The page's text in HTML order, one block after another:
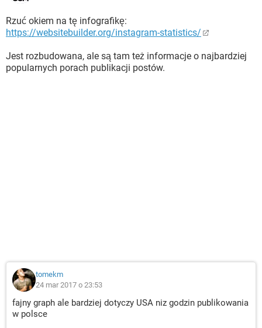
Rzuć okiem na tę infografikę:
https://websitebuilder.org/instagram-statistics/
Jest rozbudowana, ale są tam też informacje o najbardziej
popularnych porach publikacji postów.
tomekm
24 mar 2017 o 23:53
fajny graph ale bardziej dotyczy USA niz godzin publikowania
w polsce